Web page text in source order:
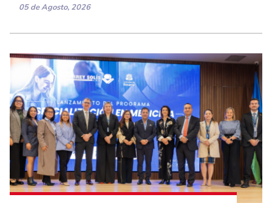
05 de Agosto, 2026